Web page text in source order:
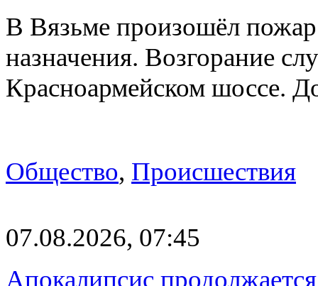
В Вязьме произошёл пожар
назначения. Возгорание
Красноармейском шоссе.
Общество, Происшествия
07.08.2026, 07:45
Апокалипсис